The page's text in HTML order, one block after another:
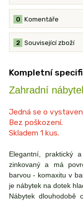
Komentáře
0
Související zboží
2
Kompletní
Zahradní
Jedná se o
Bez poškození.
Skladem 1 kus.
Elegantní, praktický
zinkovaný a má
barvou - komaxitu v
je nábytek na dotek
Nábytek